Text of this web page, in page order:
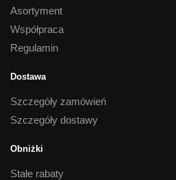
Asortyment
Współpraca
Regulamin
Dostawa
Szczegóły zamówień
Szczegóły dostawy
Obniżki
Stałe rabaty